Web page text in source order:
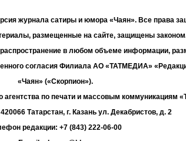
журнала сатиры и юмора «Чаян». Все права
размещенные на сайте, защищены
в любом объеме информации,
согласия Филиала АО «ТАТМЕДИА»
«Чаян» («Скорпион»).
агентства по печати и массовым коммуникациям
Татарстан, г. Казань ул. Декабристов, д. 2
редакции: +7 (843) 222-06-00